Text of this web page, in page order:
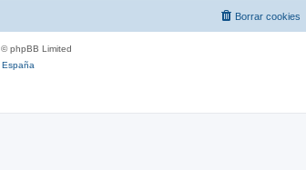
Borrar cookies
phpBB Limited